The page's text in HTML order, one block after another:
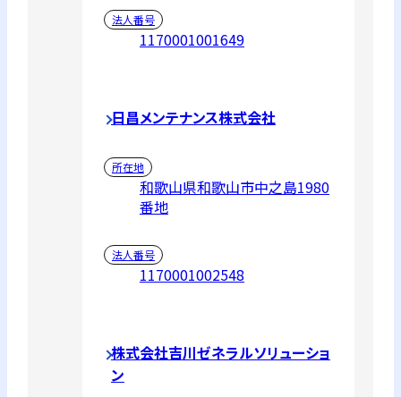
法人番号
1170001001649
日昌メンテナンス株式会社
所在地
和歌山県和歌山市中之島1980
番地
法人番号
1170001002548
株式会社吉川ゼネラルソリューショ
ン